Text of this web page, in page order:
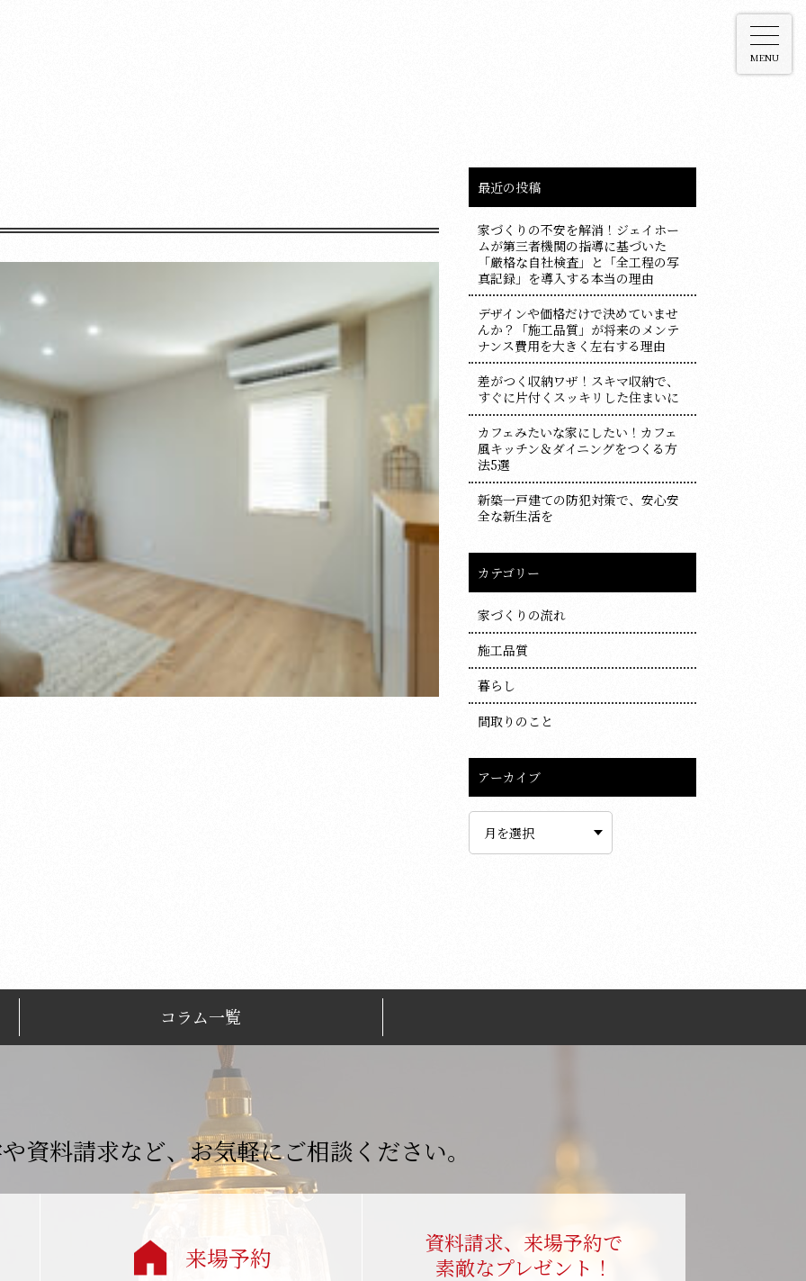
MENU
最近の投稿
家づくりの不安を解消！ジェイホー
ムが第三者機関の指導に基づいた
「厳格な自社検査」と「全工程の写
真記録」を導入する本当の理由
デザインや価格だけで決めていませ
んか？「施工品質」が将来のメンテ
ナンス費用を大きく左右する理由
差がつく収納ワザ！スキマ収納で、
すぐに片付くスッキリした住まいに
カフェみたいな家にしたい！カフェ
風キッチン＆ダイニングをつくる方
法5選
新築一戸建ての防犯対策で、安心安
全な新生活を
カテゴリー
家づくりの流れ
施工品質
暮らし
間取りのこと
アーカイブ
イ
コラム一覧
資料請求など、お気軽にご相談ください。
来場予約
資料請求、来場予約で
素敵なプレゼント！